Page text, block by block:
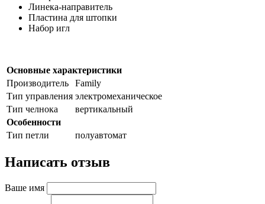
Линека-направитель
Пластина для штопки
Набор игл
Основные характеристики
Производитель
Family
Тип управления электромеханическое
Тип челнока
вертикальный
Особенности
Тип петли
полуавтомат
Написать отзыв
Ваше имя